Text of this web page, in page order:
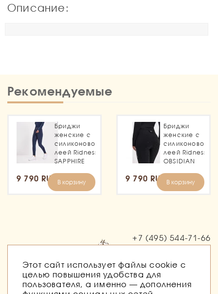
Описание:
Рекомендуемые
Бриджи
женские с
силиконовой
леей Ridness
SAPPHIRE
9 790 RUB В корзину
Бриджи
женские с
силиконовой
леей Ridness
OBSIDIAN
9 790 RUB В корзину
+7 (495) 544-71-66
Этот сайт использует файлы cookie с
целью повышения удобства для
пользователя, а именно — дополнения